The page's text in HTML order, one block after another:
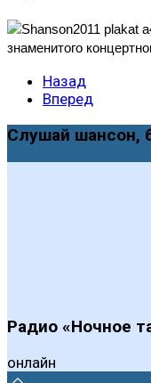
знаменитого
Назад
Вперед
Слушай шансон,
Радио «Ночное
онлайн